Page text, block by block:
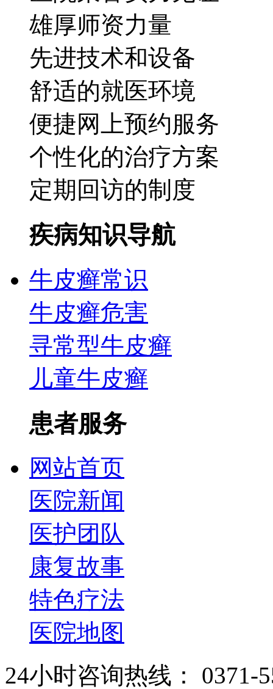
雄厚师资力量
先进技术和设备
舒适的就医环境
便捷网上预约服务
个性化的治疗方案
定期回访的制度
疾病知识导航
牛皮癣常识
牛皮癣危害
寻常型牛皮癣
儿童牛皮癣
患者服务
网站首页
医院新闻
医护团队
康复故事
特色疗法
医院地图
24小时咨询热线： 0371-